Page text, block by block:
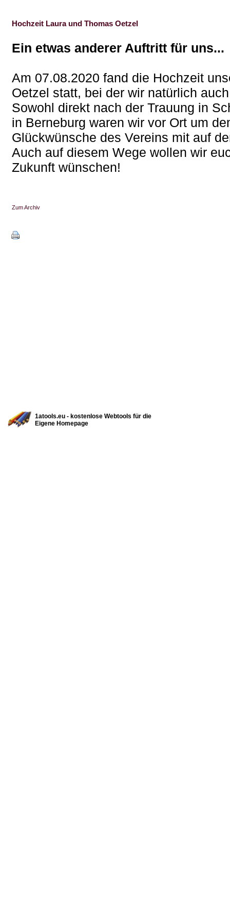
Hochzeit Laura und Thomas Oetzel
Ein etwas anderer Auftritt für uns...
Am 07.08.2020 fand die Hochzeit
Oetzel statt, bei der wir natürlich
Sowohl direkt nach der Trauung in
in Berneburg waren wir vor Ort um
Glückwünsche des Vereins mit auf
Auch auf diesem Wege wollen wir
Zukunft wünschen!
Zum Archiv
1atools.eu - kostenlose Webtools für die
Eigene Homepage